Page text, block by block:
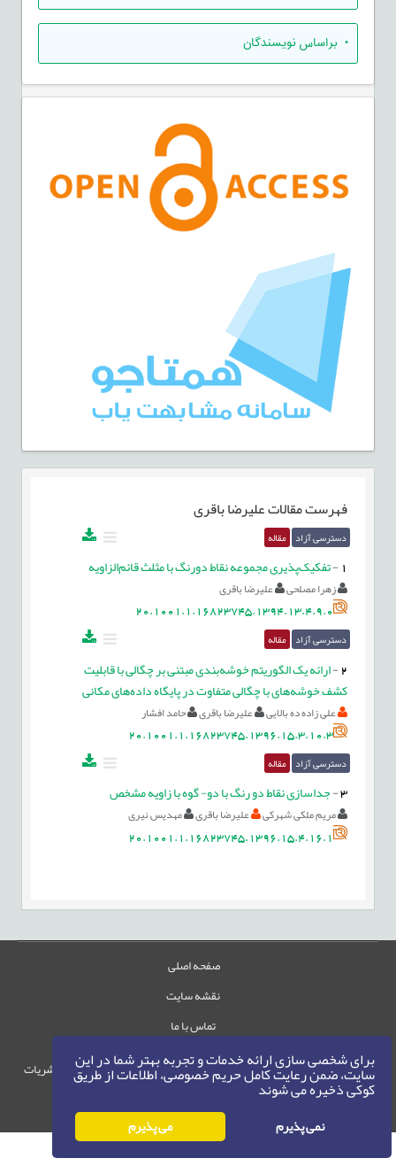
برای شخصی سازی ارائه خدمات و تجربه بهتر شما در این
سایت، ضمن رعایت کامل حریم خصوصی، اطلاعات از طریق
کوکی ذخیره می شوند
نمی پذیرم می پذیرم
• براساس نویسندگان
فهرست مقالاتعلیرضا باقری
دسترسی آزاد مقاله
-تفکیک‌پذیری مجموعه نقاط دورنگ با مثلث قائم‌الزاویه
زهرا مصلحی علیرضا باقری
20.1001.1.16823745.1394.13.4.9.0
دسترسی آزاد مقاله
2
-ارائه یک الگوریتم خوشه‌بندی مبتنی بر چگالی با قابلیت
کشف خوشه‌های با چگالی متفاوت در پایگاه داده‌های مکانی
علی زاده ده بالایی علیرضا باقری حامد افشار
20.1001.1.16823745.1396.15.3.10.3
دسترسی آزاد مقاله
3
-جداسازی نقاط دو رنگ با دو- گوه با زاویه مشخص
مریم ملکی شهرکی علیرضا باقری مهدیس نیری
20.1001.1.16823745.1396.15.4.16.1
صفحه اصلی
نقشه سایت
تماس با ما
حقوق این وب‌سایت متعلق به سامانه مدیریت نشریات
رایمگ است.
حق نشر©
1405-1396